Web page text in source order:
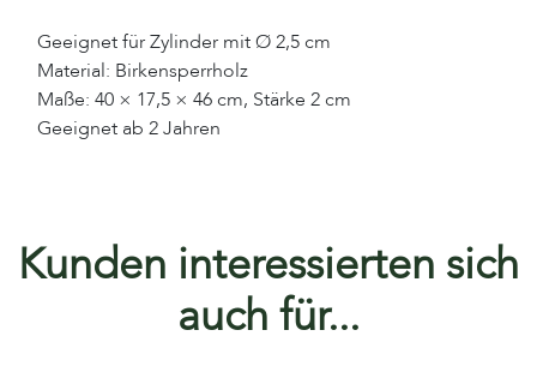
Geeignet für Zylinder mit Ø 2,5 cm
Material: Birkensperrholz
Maße: 40 × 17,5 × 46 cm, Stärke 2 cm
Geeignet ab 2 Jahren
Kunden interessierten sich
auch für...